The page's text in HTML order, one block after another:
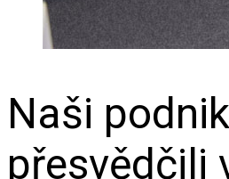
Naši
přesvědčili